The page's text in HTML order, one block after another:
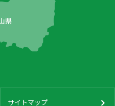
サイトマップ